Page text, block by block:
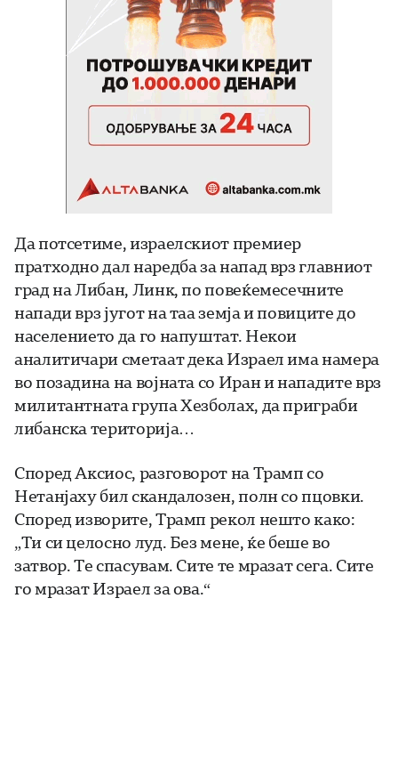
Да потсетиме, израелскиот премиер
пратходно дал наредба за напад врз главниот
град на Либан, Линк, по повеќемесечните
напади врз југот на таа земја и повиците до
населението да го напуштат. Некои
аналитичари сметаат дека Израел има намера
во позадина на војната со Иран и нападите врз
милитантната група Хезболах, да приграби
либанска територија…
Според Аксиос, разговорот на Трамп со
Нетанјаху бил скандалозен, полн со пцовки.
Според изворите, Трамп рекол нешто како:
„Ти си целосно луд. Без мене, ќе беше во
затвор. Те спасувам. Сите те мразат сега. Сите
го мразат Израел за ова.“